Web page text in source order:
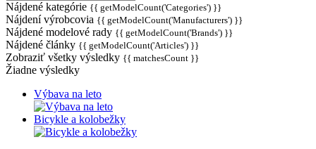
Nájdené kategórie {{ getModelCount('Categories') }}
Nájdení výrobcovia {{ getModelCount('Manufacturers') }}
Nájdené modelové rady {{ getModelCount('Brands') }}
Nájdené články {{ getModelCount('Articles') }}
Zobraziť všetky výsledky {{ matchesCount }}
Žiadne výsledky
Výbava na leto
Bicykle a kolobežky